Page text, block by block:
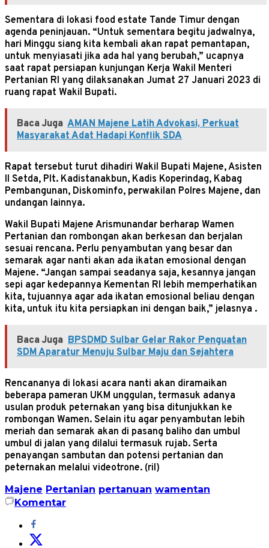
Sementara di lokasi food estate Tande Timur dengan
agenda peninjauan. “Untuk sementara begitu jadwalnya,
hari Minggu siang kita kembali akan rapat pemantapan,
untuk menyiasati jika ada hal yang berubah,” ucapnya
saat rapat persiapan kunjungan Kerja Wakil Menteri
Pertanian RI yang dilaksanakan Jumat 27 Januari 2023 di
ruang rapat Wakil Bupati.
Baca Juga AMAN Majene Latih Advokasi, Perkuat
Masyarakat Adat Hadapi Konflik SDA
Rapat tersebut turut dihadiri Wakil Bupati Majene, Asisten
II Setda, Plt. Kadistanakbun, Kadis Koperindag, Kabag
Pembangunan, Diskominfo, perwakilan Polres Majene, dan
undangan lainnya.
Wakil Bupati Majene Arismunandar berharap Wamen
Pertanian dan rombongan akan berkesan dan berjalan
sesuai rencana. Perlu penyambutan yang besar dan
semarak agar nanti akan ada ikatan emosional dengan
Majene. “Jangan sampai seadanya saja, kesannya jangan
sepi agar kedepannya Kementan RI lebih memperhatikan
kita, tujuannya agar ada ikatan emosional beliau dengan
kita, untuk itu kita persiapkan ini dengan baik,” jelasnya .
Baca Juga BPSDMD Sulbar Gelar Rakor Penguatan
SDM Aparatur Menuju Sulbar Maju dan Sejahtera
Rencananya di lokasi acara nanti akan diramaikan
beberapa pameran UKM unggulan, termasuk adanya
usulan produk peternakan yang bisa ditunjukkan ke
rombongan Wamen. Selain itu agar penyambutan lebih
meriah dan semarak akan di pasang baliho dan umbul
umbul di jalan yang dilalui termasuk rujab. Serta
penayangan sambutan dan potensi pertanian dan
peternakan melalui videotrone. (ril)
Majene Pertanian pertanuan wamentan
Komentar